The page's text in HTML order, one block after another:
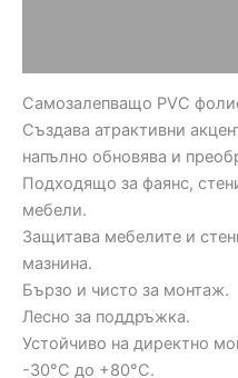
Самозалепващо PVC
Създава атрактивни
напълно обновява и
Подходящо за фаянс,
мебели.
Защитава мебелите и
мазнина.
Бързо и чисто за монтаж.
Лесно за поддръжка.
Устойчиво на директно
-30°C до +80°C.